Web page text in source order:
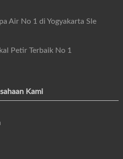
Air No 1 di Yogyakarta Sle
Petir Terbaik No 1
Kami